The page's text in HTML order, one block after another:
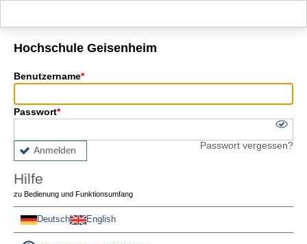
Hauptnavigation
Fußzeile
Hochschule Geisenheim
Benutzername
Passwort
Anmelden Passwort vergessen?
Hilfe
zu Bedienung und Funktionsumfang
Deutsch English